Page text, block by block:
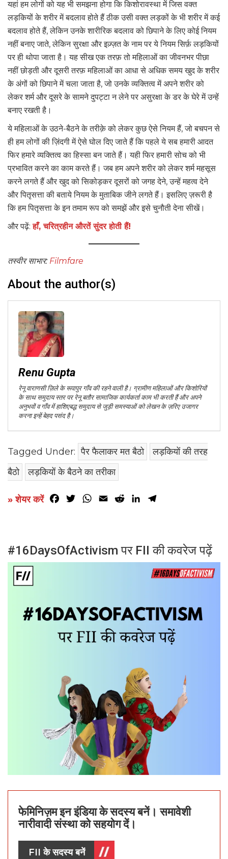
यहां हम लोगों को यह भी समझना होगा कि किशोरावस्था में जिस वक्त
लड़कियों के शरीर में बदलाव होते हैं ठीक उसी वक्त लड़कों के भी शरीर में कई
बदलाव होते हैं, लेकिन उनके शारीरिक बदलाव को छिपाने के लिए कोई नियम
नहीं बनाए जाते, लेकिन सुरक्षा और इज़्ज़त के नाम पर ये नियम सिर्फ़ लड़कियों
पर ही थोपा जाता है। यह सीख एक तरफ़ तो महिलाओं का जीवनभर पीछा
नहीं छोड़ती और दूसरी तरफ़ महिलाओं का आधा से अधिक समय खुद के शरीर
के अंगों को छिपाने में चला जाता है, जो उनके व्यक्तित्व में अपने शरीर को
लेकर शर्म और दूसरे के सामने दुपट्टा न लेने पर असुरक्षा के डर के घेरे में उन्हें
बनाए रखती है।
ये महिलाओं के उठने-बैठने के तरीक़े को लेकर कुछ ऐसे नियम हैं, जो बचपन से
ही हम लोगों की ज़िंदगी में ऐसे घोल दिए जाते हैं कि पहले ये सब हमारी आदत
फिर हमारे व्यक्तित्व का हिस्सा बन जाते हैं। यही फिर हमारी सोच को भी
प्रभावित करने का काम करते हैं। जब हम अपने शरीर को लेकर शर्म महसूस
करने लगते हैं और खुद को सिकोड़कर दूसरों को जगह देने, उन्हें महत्व देने
और पितृसत्ता की बताये नियम के मुताबिक जीने लगते हैं। इसलिए ज़रूरी है
कि हम पितृसत्ता के इन तमाम रूप को समझें और इसे चुनौती देना सीखें।
और पढ़ें:हाँ, चरित्रहीन औरतें सुंदर होती हैं!
तस्वीर साभार: Filmfare
About the author(s)
Renu Gupta
रेनू वाराणसी ज़िले के रूपापुर गाँव की रहने वाली है। ग्रामीण महिलाओं और किशोरियों
के साथ समुदाय स्तर पर रेनू बतौर सामाजिक कार्यकर्ता काम भी करती हैं और अपने
अनुभवों व गाँव में हाशिएबद्ध समुदाय से जुड़ी समस्याओं को लेखन के ज़रिए उजागर
करना इन्हें बेहद पसंद है।
Tagged Under: पैर फैलाकर मत बैठो
लड़कियों की तरह
बैठो
लड़कियों के बैठने का तरीका
» शेयर करें Facebook
TwitterWhatsApp
Email RedditLinkedIn
#16DaysOfActivism पर FII की कवरेज पढ़ें
फेमिनिज़म इन इंडिया के सदस्य बनें। समावेशी
नारीवादी संस्था को सहयोग दें।
FII के सदस्य बनें